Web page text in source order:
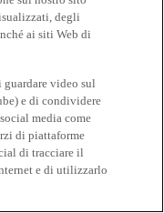
degli
ai siti Web di
video sul
e di condividere
media come
di piattaforme
di tracciare il
e di utilizzarlo